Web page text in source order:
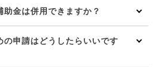
助金は併用できますか？
の申請はどうしたらいいです